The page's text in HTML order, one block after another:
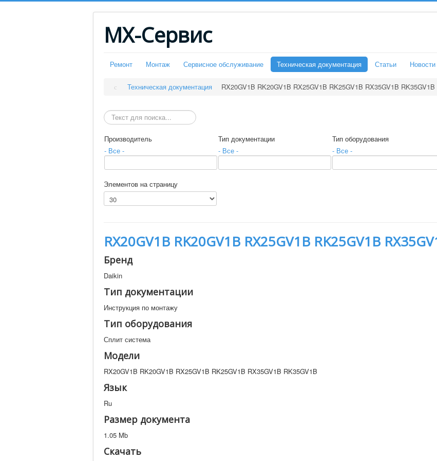
МХ-Сервис
Ремонт Монтаж Сервисное обслуживание Техническая документация Статьи Новости
Техническая документация
RX20GV1B RK20GV1B RX25GV1B RK25GV1B RX35GV1B RK35GV1B
Производитель
- Все -
Тип документации
- Все -
Тип оборудования
- Все -
Элементов на страницу
RX20GV1B RK20GV1B RX25GV1B RK25GV1B
Бренд
Daikin
Тип документации
Инструкция по монтажу
Тип оборудования
Сплит система
Модели
RX20GV1B RK20GV1B RX25GV1B RK25GV1B RX35GV1B RK35GV1B
Язык
Ru
Размер документа
1.05 Mb
Скачать